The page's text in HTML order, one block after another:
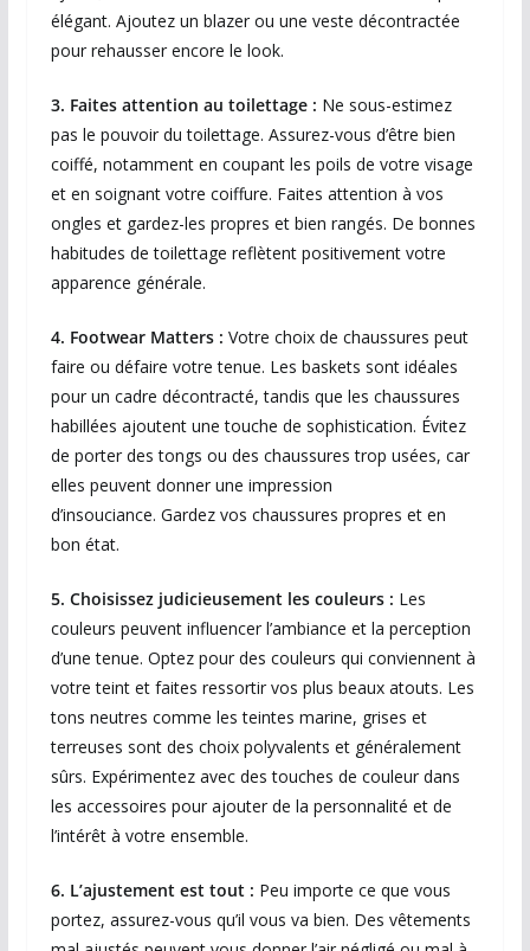
élégant. Ajoutez un blazer ou une veste décontractée
pour rehausser encore le look.
3. Faites attention au toilettage : Ne sous-estimez
pas le pouvoir du toilettage. Assurez-vous d’être bien
coiffé, notamment en coupant les poils de votre visage
et en soignant votre coiffure. Faites attention à vos
ongles et gardez-les propres et bien rangés. De bonnes
habitudes de toilettage reflètent positivement votre
apparence générale.
4. Footwear Matters : Votre choix de chaussures peut
faire ou défaire votre tenue. Les baskets sont idéales
pour un cadre décontracté, tandis que les chaussures
habillées ajoutent une touche de sophistication. Évitez
de porter des tongs ou des chaussures trop usées, car
elles peuvent donner une impression
d’insouciance. Gardez vos chaussures propres et en
bon état.
5. Choisissez judicieusement les couleurs : Les
couleurs peuvent influencer l’ambiance et la perception
d’une tenue. Optez pour des couleurs qui conviennent à
votre teint et faites ressortir vos plus beaux atouts. Les
tons neutres comme les teintes marine, grises et
terreuses sont des choix polyvalents et généralement
sûrs. Expérimentez avec des touches de couleur dans
les accessoires pour ajouter de la personnalité et de
l’intérêt à votre ensemble.
6. L’ajustement est tout : Peu importe ce que vous
portez, assurez-vous qu’il vous va bien. Des vêtements